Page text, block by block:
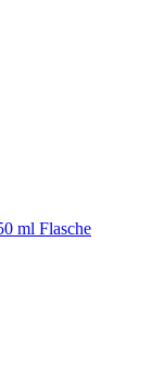
ml Flasche